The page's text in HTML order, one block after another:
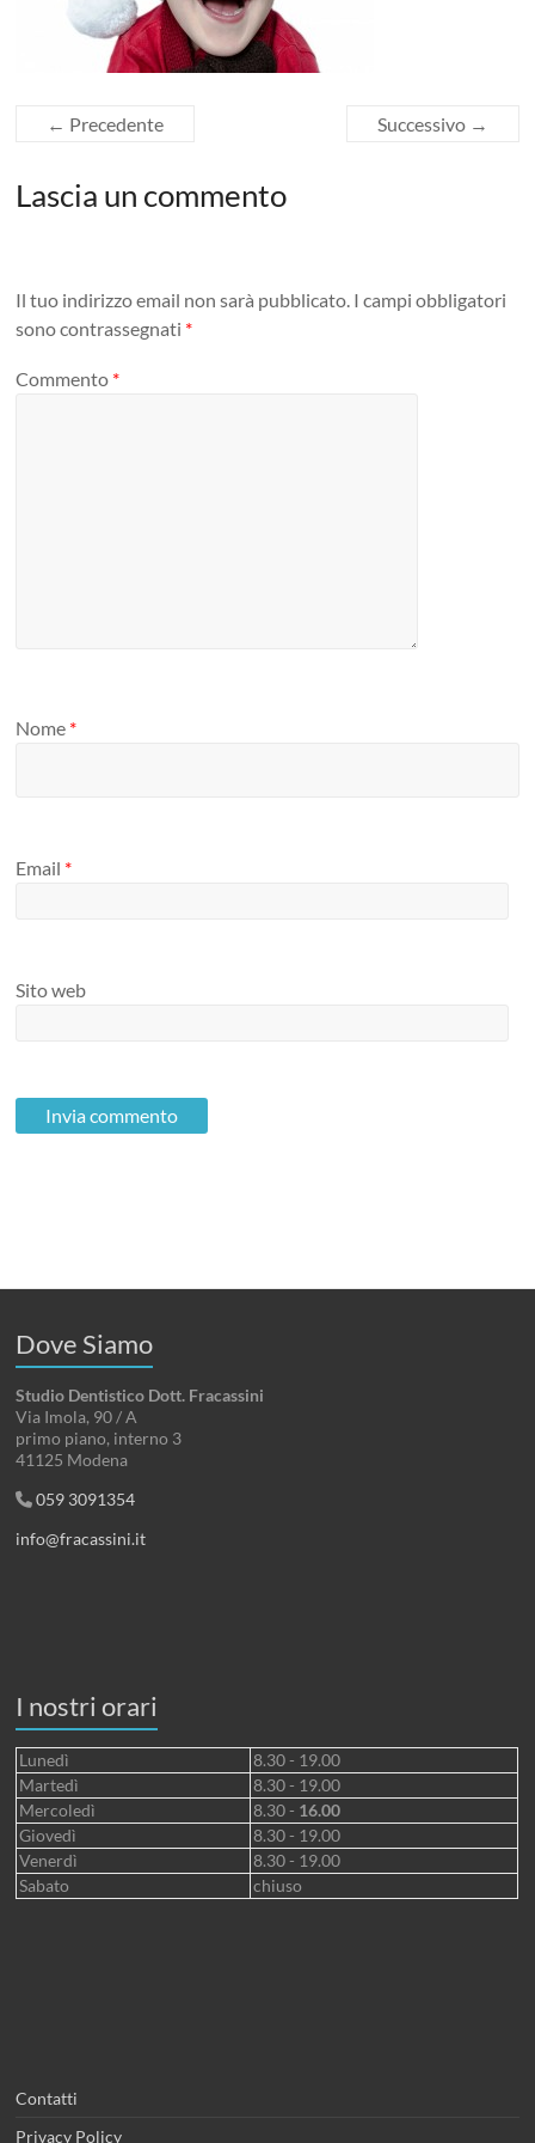
← Precedente Successivo →
Lascia un commento
Il tuo indirizzo email non sarà pubblicato. I campi obbligatori
sono contrassegnati *
Commento *
Nome *
Email *
Sito web
Dove Siamo
Studio Dentistico Dott. Fracassini
Via Imola, 90 / A
primo piano, interno 3
41125 Modena
059 3091354
info@fracassini.it
I nostri orari
Lunedì
8.30 - 19.00
Martedì
8.30 - 19.00
Mercoledì
8.30 - 16.00
Giovedì
8.30 - 19.00
Venerdì
8.30 - 19.00
Sabato
chiuso
Contatti
Privacy Policy